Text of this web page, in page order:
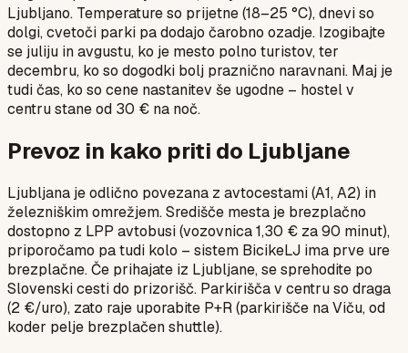
Ljubljano. Temperature so prijetne (18–25 °C), dnevi so
dolgi, cvetoči parki pa dodajo čarobno ozadje. Izogibajte
se juliju in avgustu, ko je mesto polno turistov, ter
decembru, ko so dogodki bolj praznično naravnani. Maj je
tudi čas, ko so cene nastanitev še ugodne – hostel v
centru stane od 30 € na noč.
Prevoz in kako priti do Ljubljane
Ljubljana je odlično povezana z avtocestami (A1, A2) in
železniškim omrežjem. Središče mesta je brezplačno
dostopno z LPP avtobusi (vozovnica 1,30 € za 90 minut),
priporočamo pa tudi kolo – sistem BicikeLJ ima prve ure
brezplačne. Če prihajate iz Ljubljane, se sprehodite po
Slovenski cesti do prizorišč. Parkirišča v centru so draga
(2 €/uro), zato raje uporabite P+R (parkirišče na Viču, od
koder pelje brezplačen shuttle).